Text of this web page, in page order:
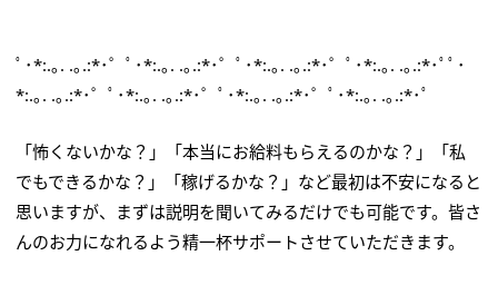
ﾟ･*:.｡. .｡.:*･゜ﾟ･*:.｡. .｡.:*･゜ﾟ･*:.｡. .｡.:*･゜ﾟ･*:.｡. .｡.:*･ﾟﾟ･
*:.｡. .｡.:*･゜ﾟ･*:.｡. .｡.:*･゜ﾟ･*:.｡. .｡.:*･゜ﾟ･*:.｡. .｡.:*･ﾟ
「怖くないかな？」「本当にお給料もらえるのかな？」「私
でもできるかな？」「稼げるかな？」など最初は不安になると
思いますが、まずは説明を聞いてみるだけでも可能です。皆さ
んのお力になれるよう精一杯サポートさせていただきます。